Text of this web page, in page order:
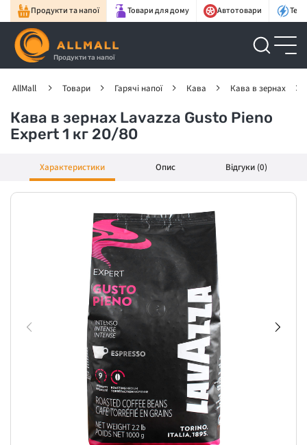
Продукти та напої Товари для дому Автотовари
Продукти та напої
AllMall Товари Гарячі напої Кава Кава в зернах
Кава в зернах Lavazza Gusto Pieno
Expert 1 кг 20/80
Характеристики Опис Відгуки (0)